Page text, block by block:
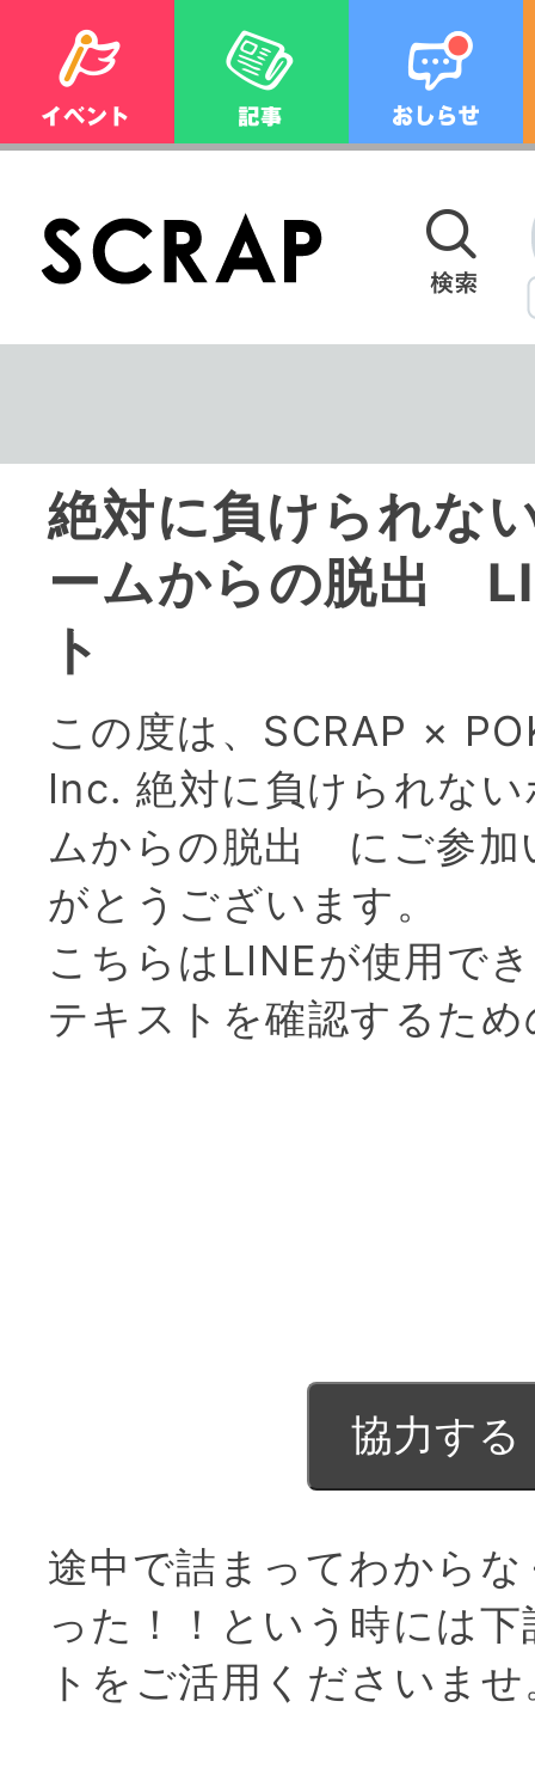
絶対に負けられな
ームからの脱出
ト
この度は、SCRAP ×
Inc. 絶対に負けられな
ムからの脱出 にご参加
がとうございます。
こちらはLINEが使用で
テキストを確認するた
途中で詰まってわから
った！！という時には
トをご活用くださいませ